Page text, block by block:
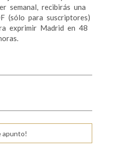
semanal, recibirás una
(sólo para suscriptores)
exprimir Madrid en 48
apunto!